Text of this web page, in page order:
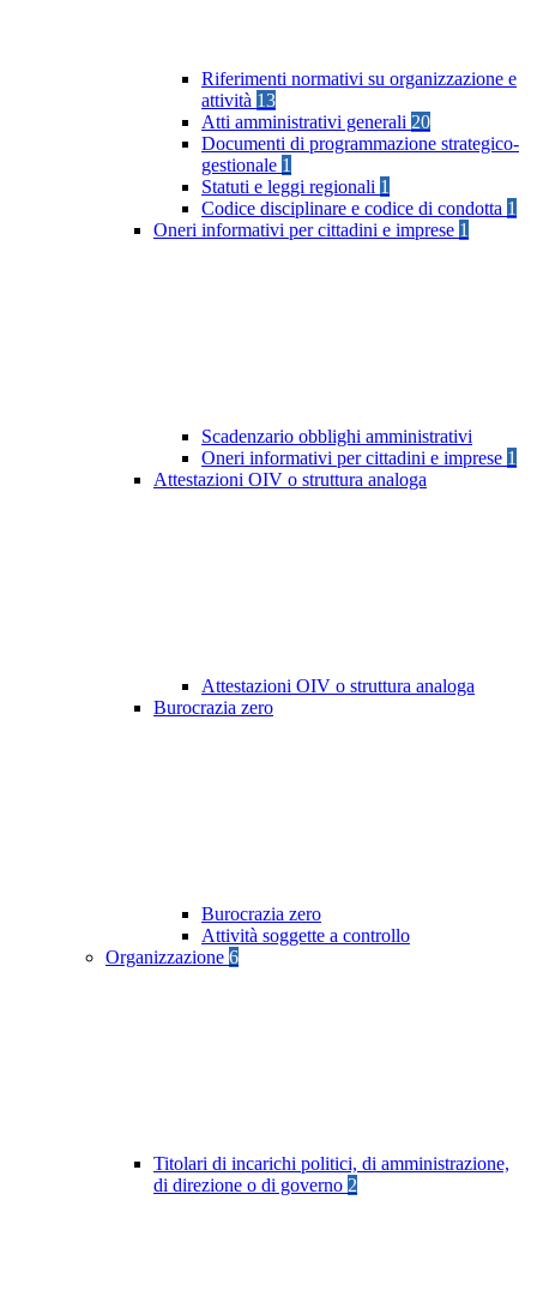
Riferimenti normativi su organizzazione e
attività 13
Atti amministrativi generali 20
Documenti di programmazione strategico-
gestionale 1
Statuti e leggi regionali 1
Codice disciplinare e codice di condotta 1
Oneri informativi per cittadini e imprese 1
Scadenzario obblighi amministrativi
Oneri informativi per cittadini e imprese 1
Attestazioni OIV o struttura analoga
Attestazioni OIV o struttura analoga
Burocrazia zero
Burocrazia zero
Attività soggette a controllo
Organizzazione 6
Titolari di incarichi politici, di amministrazione,
di direzione o di governo 2